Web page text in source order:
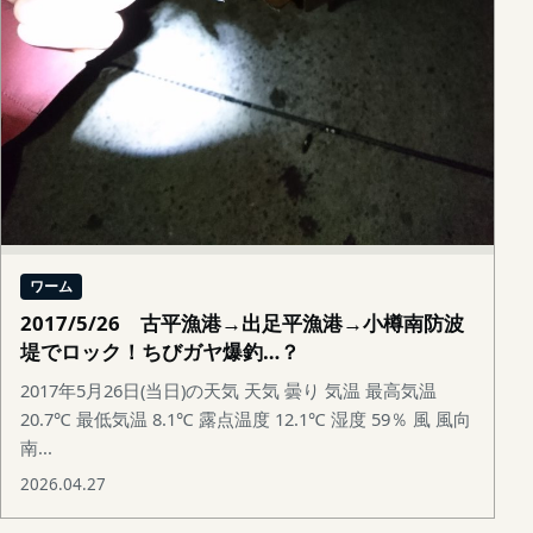
ワーム
2017/5/26 古平漁港→出足平漁港→小樽南防波
堤でロック！ちびガヤ爆釣…？
2017年5月26日(当日)の天気 天気 曇り 気温 最高気温
20.7℃ 最低気温 8.1℃ 露点温度 12.1℃ 湿度 59％ 風 風向
南...
2026.04.27